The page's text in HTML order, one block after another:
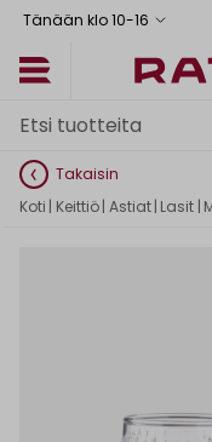
Tänään klo 10-16
Toimituskulut
Takaisin
Koti | Keittiö| Astiat | Lasit |